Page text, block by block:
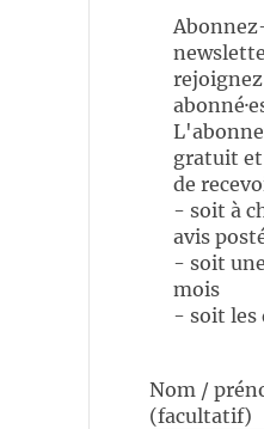
gratuit
de
- soit à
avis
- soit
mois
- soit les
Nom /
(facultatif)